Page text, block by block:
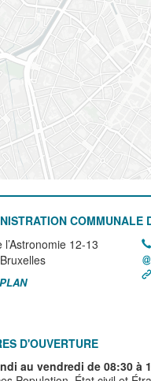
COMMUNALE
l’Astronomie 12-13
Bruxelles
D'OUVERTURE
au vendredi de 08:30 à